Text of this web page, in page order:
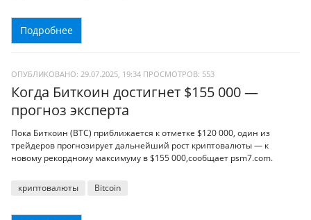
Подробнее
ОПУБЛИКОВАНО: 29.07.2025, 19:34 ПРОСМОТРОВ: 553
Когда Биткоин достигнет $155 000 —
прогноз эксперта
Пока Биткоин (BTC) приближается к отметке $120 000, один из
трейдеров прогнозирует дальнейший рост криптовалюты — к
новому рекордному максимуму в $155 000,сообщает psm7.com.
криптовалюты Bitcoin